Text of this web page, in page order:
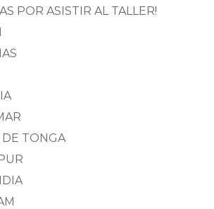
POR ASISTIR AL TALLER!
TONGA